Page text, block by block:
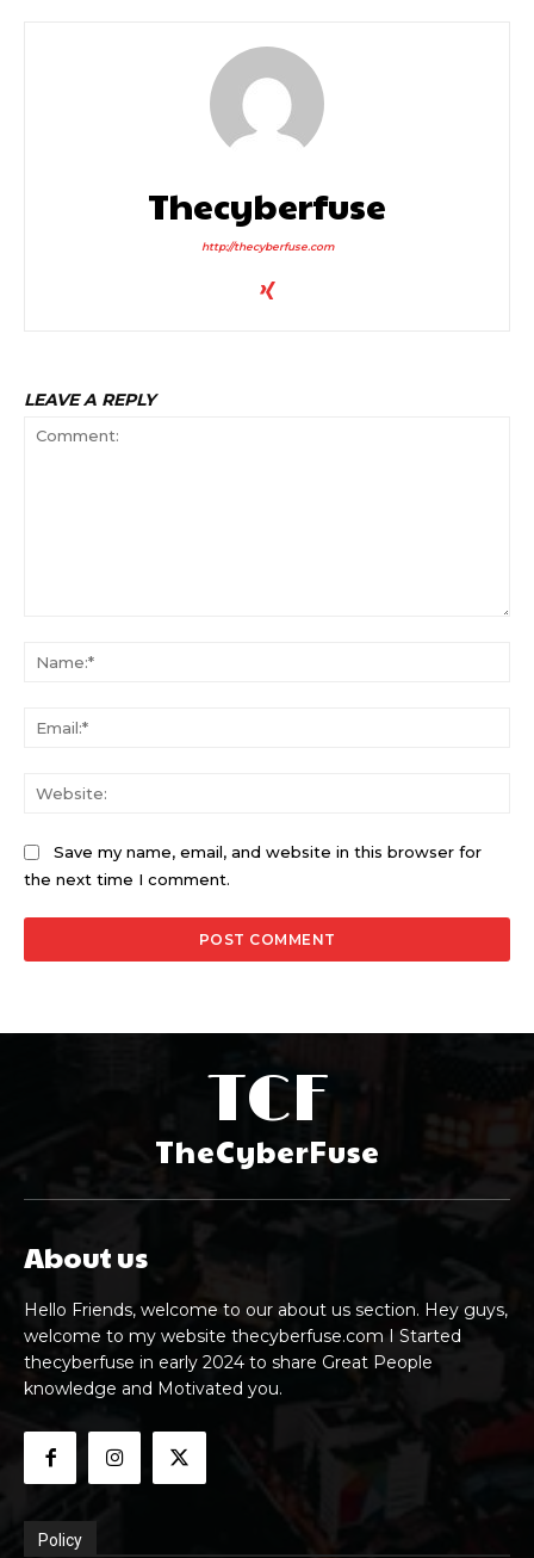
Thecyberfuse
http://thecyberfuse.com
LEAVE A REPLY
Save my name, email, and website in this browser for
the next time I comment.
TCF
TheCyberFuse
About us
Hello Friends, welcome to our about us section. Hey guys,
welcome to my website thecyberfuse.com I Started
thecyberfuse in early 2024 to share Great People
knowledge and Motivated you.
Policy